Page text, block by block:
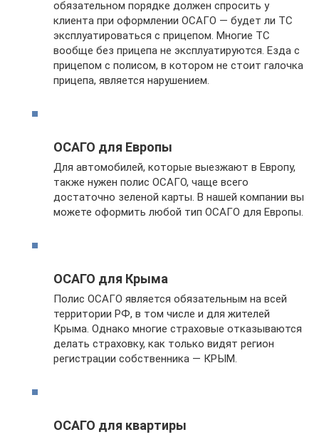
обязательном порядке должен спросить у
клиента при оформлении ОСАГО — будет ли ТС
эксплуатироваться с прицепом. Многие ТС
вообще без прицепа не эксплуатируются. Езда с
прицепом с полисом, в котором не стоит галочка
прицепа, является нарушением.
ОСАГО для Европы
Для автомобилей, которые выезжают в Европу,
также нужен полис ОСАГО, чаще всего
достаточно зеленой карты. В нашей компании вы
можете оформить любой тип ОСАГО для Европы.
ОСАГО для Крыма
Полис ОСАГО является обязательным на всей
территории РФ, в том числе и для жителей
Крыма. Однако многие страховые отказываются
делать страховку, как только видят регион
регистрации собственника — КРЫМ.
ОСАГО для квартиры